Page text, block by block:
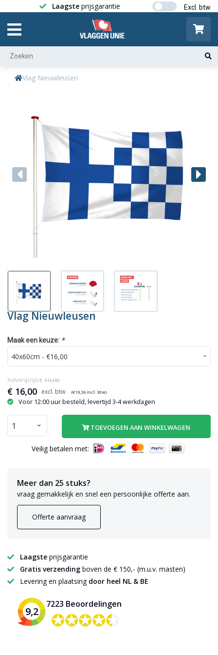
Laagste prijsgarantie Gratis
Vlag Nieuwleusen
Vlag Nieuwleusen
Maak een keuze: *
€ 16,00 (€19,36incl. btw)
Adviesprijs:€ 19,00
Voor 12:00 uur besteld, levertijd 3-4 werkdagen
TOEVOEGEN AAN WINKELWAGEN
Veilig betalen met:
Meer dan 25 stuks?
vraag gemakkelijk en snel een persoonlijke offerte aan.
Offerte aanvraag
Laagste prijsgarantie
Gratis verzending boven de € 150,- (m.u.v. masten)
Levering en plaatsing door heel NL & BE
9,2
7223 Beoordelingen
✪✪✪✪✪
✪✪✪✪✪